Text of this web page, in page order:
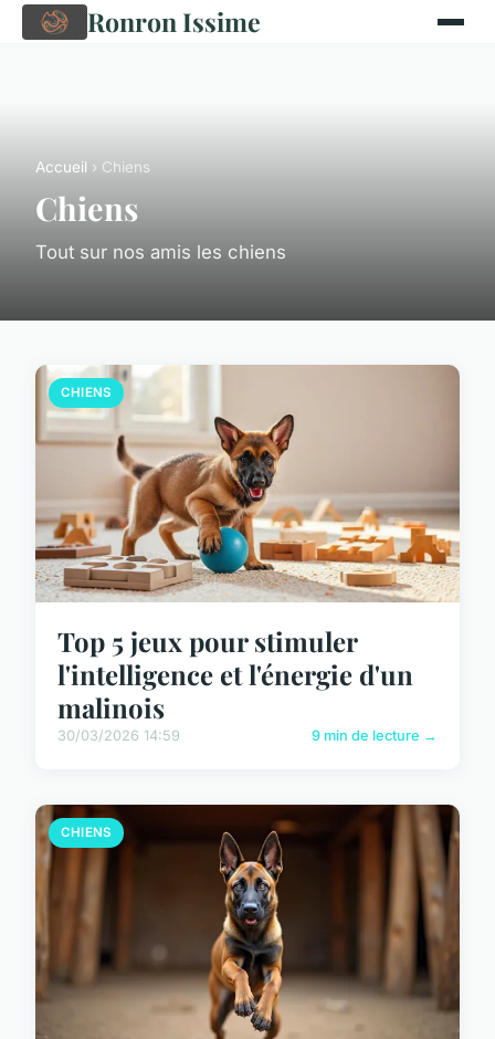
Ronron Issime
Accueil › Chiens
Chiens
Tout sur nos amis les chiens
CHIENS
Top 5 jeux pour stimuler
l'intelligence et l'énergie d'un
malinois
30/03/2026 14:59 9 min de lecture →
CHIENS